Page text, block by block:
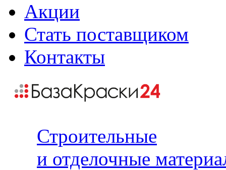
Акции
Стать поставщиком
Контакты
Строительные
и отделочные